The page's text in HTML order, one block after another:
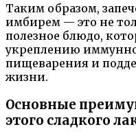
Таким образом,
имбирем — это не
полезное блюдо,
укреплению
пищеварения и
жизни.
Основные
этого сладкого